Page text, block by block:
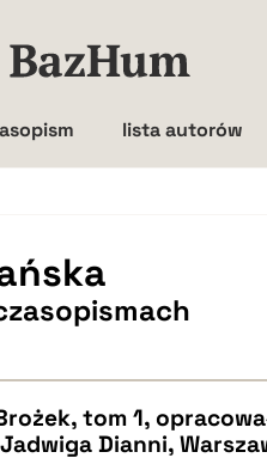
lista autorów
tom 1,
Dianni,